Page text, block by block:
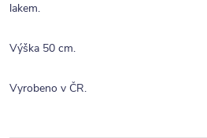
lakem.
Výška 50 cm.
Vyrobeno v ČR.